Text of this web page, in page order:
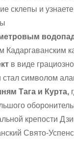
склепы и
Кадаргаванским
в виде
символом
Тага и Курта,
крепости
Свято-